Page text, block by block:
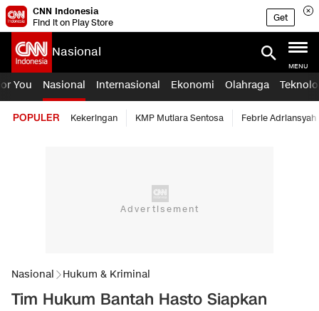
CNN Indonesia
Find it on Play Store
Get
Nasional
MENU
You Nasional Internasional Ekonomi Olahraga
POPULER Kekeringan KMP Mutiara Sentosa Febrie Adriansyah
Nasional Hukum & Kriminal
Tim Hukum Bantah Hasto Siapkan